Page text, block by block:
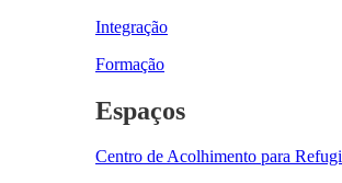
Integração
Formação
Espaços
Centro de Acolhimento para